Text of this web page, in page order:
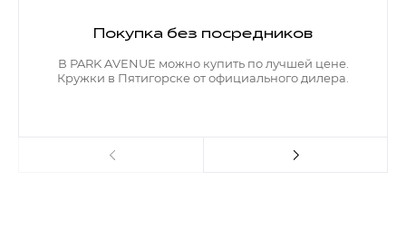
Покупка без посредников
В PARK AVENUE можно купить по лучшей цене.
Кружки в Пятигорске от официального дилера.